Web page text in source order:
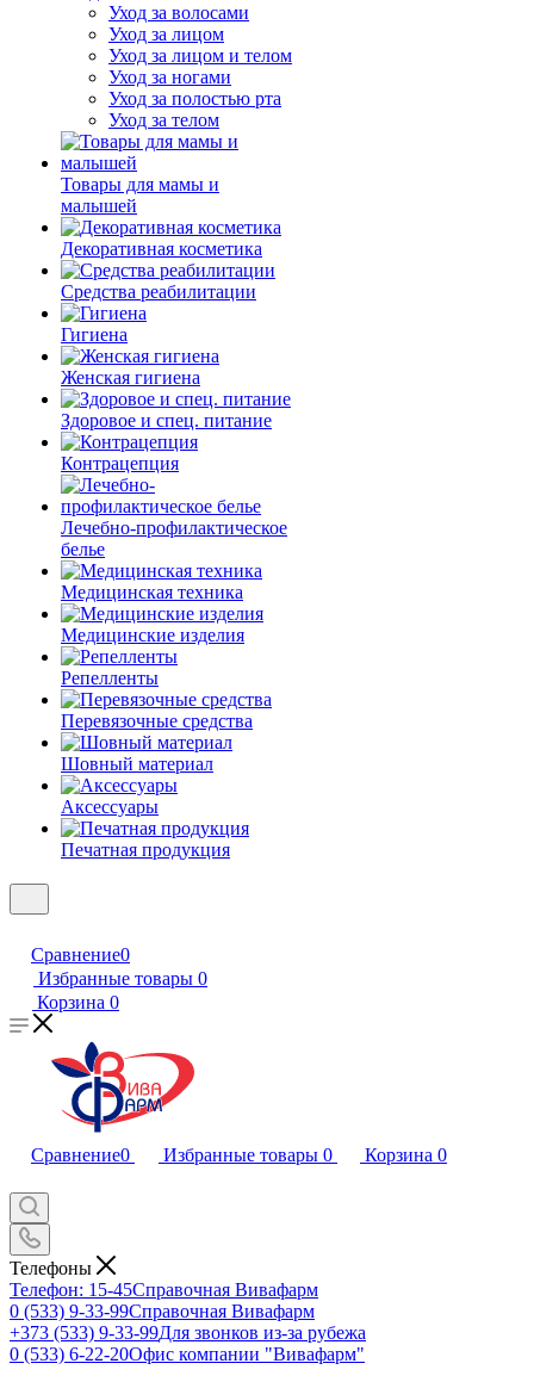
Уход за волосами
Уход за лицом
Уход за лицом и телом
Уход за ногами
Уход за полостью рта
Уход за телом
Товары для мамы и
малышей
Декоративная косметика
Средства реабилитации
Гигиена
Женская гигиена
Здоровое и спец. питание
Контрацепция
Лечебно-профилактическое
белье
Медицинская техника
Медицинские изделия
Репелленты
Перевязочные средства
Шовный материал
Аксессуары
Печатная продукция
Сравнение0
Избранные товары 0
Корзина 0
Сравнение0 Избранные товары 0 Корзина 0
Телефоны
Телефон: 15-45Справочная Вивафарм
0 (533) 9-33-99Справочная Вивафарм
+373 (533) 9-33-99Для звонков из-за рубежа
0 (533) 6-22-20Офис компании "Вивафарм"